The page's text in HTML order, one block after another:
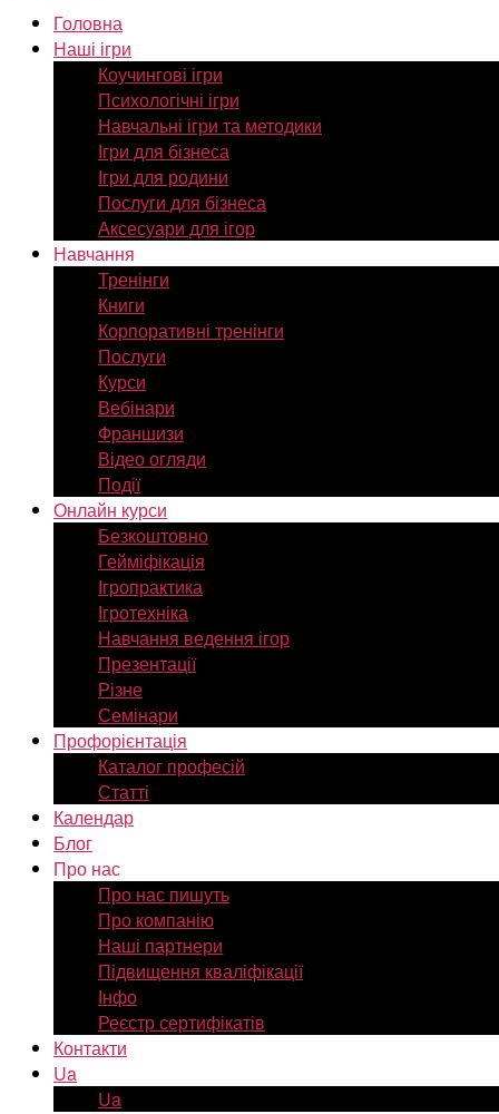
Головна
Наші ігри
Коучингові ігри
Психологічні ігри
Навчальні ігри та методики
Ігри для бізнеса
Ігри для родини
Послуги для бізнеса
Аксесуари для ігор
Навчання
Тренінги
Книги
Корпоративні тренінги
Послуги
Курси
Вебінари
Франшизи
Відео огляди
Події
Онлайн курси
Безкоштовно
Гейміфікація
Ігропрактика
Ігротехніка
Навчання ведення ігор
Презентації
Різне
Семінари
Профорієнтація
Каталог професій
Статті
Календар
Блог
Про нас
Про нас пишуть
Про компанію
Наші партнери
Підвищення кваліфікації
Інфо
Реєстр сертифікатів
Контакти
Ua
Ua